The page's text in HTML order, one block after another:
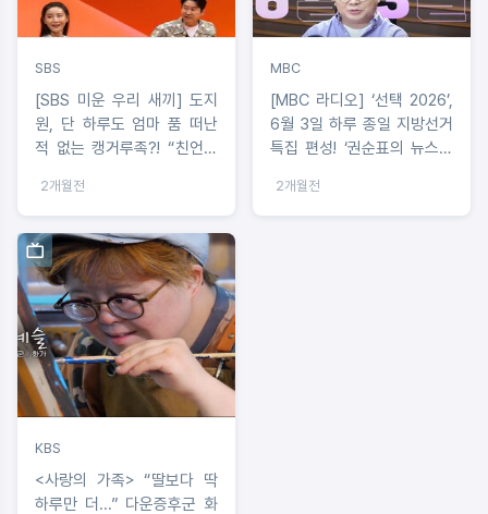
SBS
[SBS 미운 우리 새끼] 도지
원, 단 하루도 엄마 품 떠난
적 없는 캥거루족?! “친언니
렁
2개월전
MBC
[MBC 라디오] ‘선택 2026’,
6월 3일 하루 종일 지방선거
특집 편성! ‘권순표의 뉴스하
룸’까지, 시사 프로그램 총출
동
2개월전
KBS
<사랑의 가족> “딸보다 딱
하루만 더...” 다운증후군 화